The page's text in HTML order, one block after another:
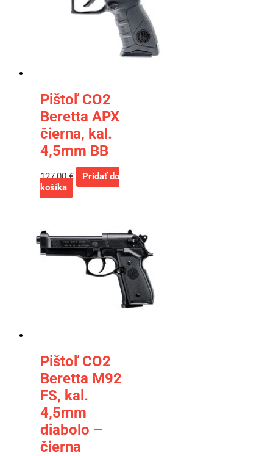
Pištoľ CO2
Beretta APX
čierna, kal.
4,5mm BB
127,00€
Pridať do
košíka
Pištoľ CO2
Beretta M92
FS, kal.
4,5mm
diabolo –
čierna